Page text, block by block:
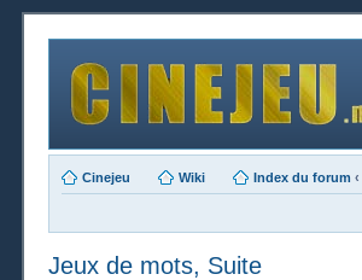
Cinejeu Wiki Index du forum ‹
Jeux de mots, Suite